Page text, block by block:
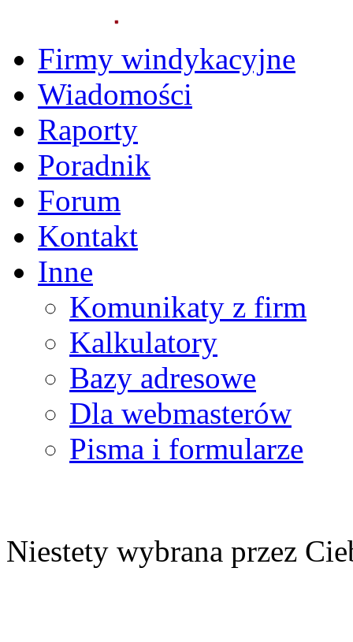
Firmy windykacyjne
Wiadomości
Raporty
Poradnik
Forum
Kontakt
Inne
Komunikaty z firm
Kalkulatory
Bazy adresowe
Dla webmasterów
Pisma i formularze
Niestety wybrana przez